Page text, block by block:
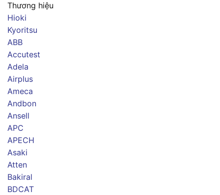
Thương hiệu
Hioki
Kyoritsu
ABB
Accutest
Adela
Airplus
Ameca
Andbon
Ansell
APC
APECH
Asaki
Atten
Bakiral
BDCAT